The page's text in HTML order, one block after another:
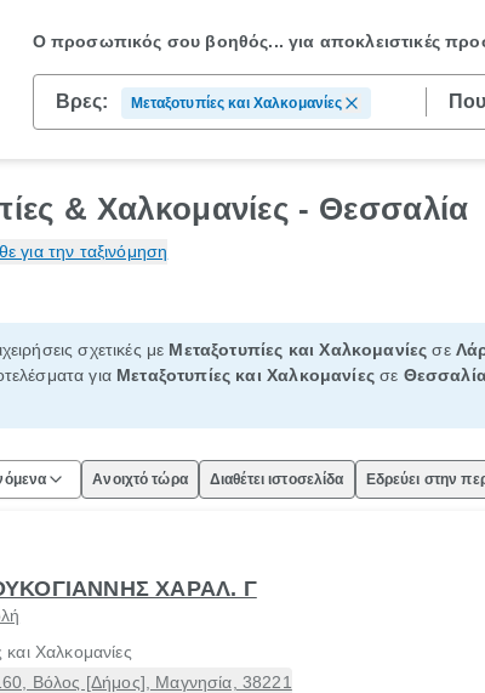
Ο προσωπικός σου βοηθός...για αποκλειστικές
Βρες: Μεταξοτυπίες και Χαλκομανίες
& Χαλκομανίες - Θεσσαλία
για την ταξινόμηση
σχετικές με Μεταξοτυπίες και Χαλκομανίες σε
για Μεταξοτυπίες και Χαλκομανίεςσε
Ανοιχτό τώρα Διαθέτει ιστοσελίδα Εδρεύει στην
ΧΑΡΑΛ. Γ
Χαλκομανίες
Βόλος [Δήμος], Μαγνησία, 38221